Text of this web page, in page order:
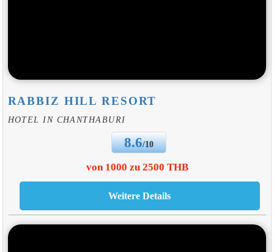
RABBIZ HILL RESORT
HOTEL IN CHANTHABURI
8.6/10
von 1000 zu 2500 THB